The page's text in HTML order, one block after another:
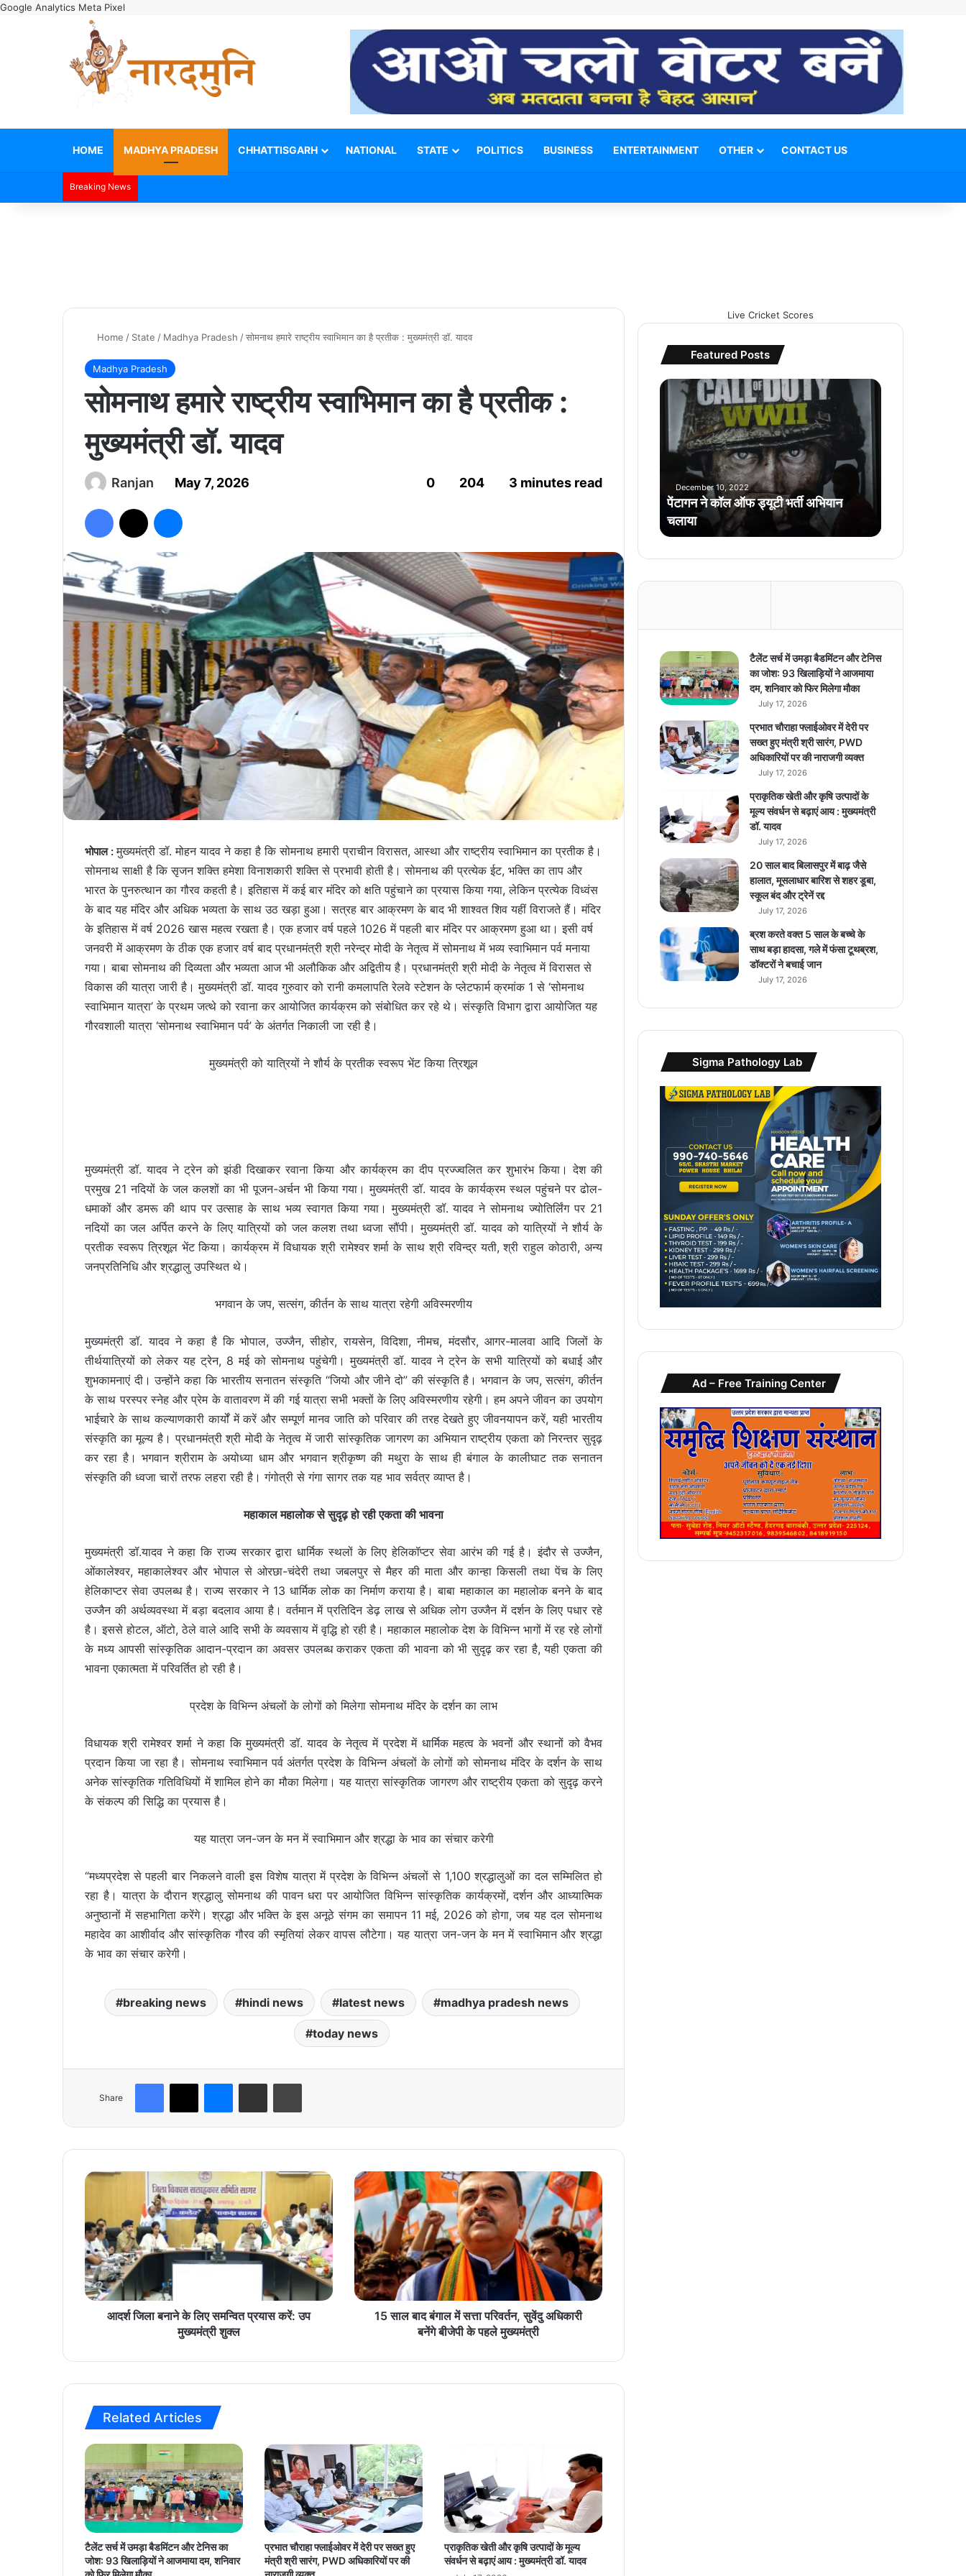
Google Analytics Meta Pixel
HOME MADHYA PRADESH CHHATTISGARH NATIONAL STATE POLITICS BUSINESS ENTERTAINMENT OTHER CONTACT US
Breaking News
Home / State / Madhya Pradesh /सोमनाथ हमारे राष्ट्रीय स्वाभिमान का है प्रतीक : मुख्यमंत्री डॉ. यादव
Madhya Pradesh
सोमनाथ हमारे राष्ट्रीय स्वाभिमान का है प्रतीक :
मुख्यमंत्री डॉ. यादव
Ranjan May 7, 2026 0 204 3 minutes read
भोपाल :मुख्यमंत्री डॉ. मोहन यादव ने कहा है कि सोमनाथ हमारी प्राचीन विरासत, आस्था और राष्ट्रीय स्वाभिमान का प्रतीक है।
सोमनाथ साक्षी है कि सृजन शक्ति हमेशा विनाशकारी शक्ति से प्रभावी होती है। सोमनाथ की प्रत्येक ईट, भक्ति का ताप और
भारत के पुनरुत्थान का गौरव कहती है। इतिहास में कई बार मंदिर को क्षति पहुंचाने का प्रयास किया गया, लेकिन प्रत्येक विध्वंस
के बाद यह मंदिर और अधिक भव्यता के साथ उठ खड़ा हुआ। सत्रह बार आक्रमण के बाद भी शाश्वत शिव यहीं विराजते हैं। मंदिर
के इतिहास में वर्ष 2026 खास महत्व रखता है। एक हजार वर्ष पहले 1026 में पहली बार मंदिर पर आक्रमण हुआ था। इसी वर्ष
जनवरी में आक्रमण के ठीक एक हजार वर्ष बाद प्रधानमंत्री श्री नरेन्द्र मोदी के नेतृत्व में सोमनाथ में भव्य स्वाभिमान पर्व मनाया
गया। बाबा सोमनाथ की दिव्यता और भव्यता आज भी अलौकिक और अद्वितीय है। प्रधानमंत्री श्री मोदी के नेतृत्व में विरासत से
विकास की यात्रा जारी है। मुख्यमंत्री डॉ. यादव गुरुवार को रानी कमलापति रेलवे स्टेशन के प्लेटफार्म क्रमांक 1 से ‘सोमनाथ
स्वाभिमान यात्रा’ के प्रथम जत्थे को रवाना कर आयोजित कार्यक्रम को संबोधित कर रहे थे। संस्कृति विभाग द्वारा आयोजित यह
गौरवशाली यात्रा ‘सोमनाथ स्वाभिमान पर्व’ के अंतर्गत निकाली जा रही है।
मुख्यमंत्री को यात्रियों ने शौर्य के प्रतीक स्वरूप भेंट किया त्रिशूल
मुख्यमंत्री डॉ. यादव ने ट्रेन को झंडी दिखाकर रवाना किया और कार्यक्रम का दीप प्रज्ज्वलित कर शुभारंभ किया। देश की
प्रमुख 21 नदियों के जल कलशों का भी पूजन-अर्चन भी किया गया। मुख्यमंत्री डॉ. यादव के कार्यक्रम स्थल पहुंचने पर ढोल-
धमाकों और डमरू की थाप पर उत्साह के साथ भव्य स्वागत किया गया। मुख्यमंत्री डॉ. यादव ने सोमनाथ ज्योतिर्लिंग पर 21
नदियों का जल अर्पित करने के लिए यात्रियों को जल कलश तथा ध्वजा सौंपी। मुख्यमंत्री डॉ. यादव को यात्रियों ने शौर्य के
प्रतीक स्वरूप त्रिशूल भेंट किया। कार्यक्रम में विधायक श्री रामेश्वर शर्मा के साथ श्री रविन्द्र यती, श्री राहुल कोठारी, अन्य
जनप्रतिनिधि और श्रद्धालु उपस्थित थे।
भगवान के जप, सत्संग, कीर्तन के साथ यात्रा रहेगी अविस्मरणीय
मुख्यमंत्री डॉ. यादव ने कहा है कि भोपाल, उज्जैन, सीहोर, रायसेन, विदिशा, नीमच, मंदसौर, आगर-मालवा आदि जिलों के
तीर्थयात्रियों को लेकर यह ट्रेन, 8 मई को सोमनाथ पहुंचेगी। मुख्यमंत्री डॉ. यादव ने ट्रेन के सभी यात्रियों को बधाई और
शुभकामनाएं दी। उन्होंने कहा कि भारतीय सनातन संस्कृति “जियो और जीने दो” की संस्कृति है। भगवान के जप, सत्संग, कीर्तन
के साथ परस्पर स्नेह और प्रेम के वातावरण में की गई यात्रा सभी भक्तों के लिए अविस्मरणीय रहेगी। हम अपने जीवन का उपयोग
भाईचारे के साथ कल्याणकारी कार्यों में करें और सम्पूर्ण मानव जाति को परिवार की तरह देखते हुए जीवनयापन करें, यही भारतीय
संस्कृति का मूल्य है। प्रधानमंत्री श्री मोदी के नेतृत्व में जारी सांस्कृतिक जागरण का अभियान राष्ट्रीय एकता को निरन्तर सुदृढ़
कर रहा है। भगवान श्रीराम के अयोध्या धाम और भगवान श्रीकृष्ण की मथुरा के साथ ही बंगाल के कालीघाट तक सनातन
संस्कृति की ध्वजा चारों तरफ लहरा रही है। गंगोत्री से गंगा सागर तक यह भाव सर्वत्र व्याप्त है।
महाकाल महालोक से सुदृढ़ हो रही एकता की भावना
मुख्यमंत्री डॉ.यादव ने कहा कि राज्य सरकार द्वारा धार्मिक स्थलों के लिए हेलिकॉप्टर सेवा आरंभ की गई है। इंदौर से उज्जैन,
ओंकालेश्वर, महाकालेश्वर और भोपाल से ओरछा-चंदेरी तथा जबलपुर से मैहर की माता और कान्हा किसली तथा पेंच के लिए
हेलिकाप्टर सेवा उपलब्ध है। राज्य सरकार ने 13 धार्मिक लोक का निर्माण कराया है। बाबा महाकाल का महालोक बनने के बाद
उज्जैन की अर्थव्यवस्था में बड़ा बदलाव आया है। वर्तमान में प्रतिदिन डेढ़ लाख से अधिक लोग उज्जैन में दर्शन के लिए पधार रहे
है। इससे होटल, ऑटो, ठेले वाले आदि सभी के व्यवसाय में वृद्धि हो रही है। महाकाल महालोक देश के विभिन्न भागों में रह रहे लोगों
के मध्य आपसी सांस्कृतिक आदान-प्रदान का अवसर उपलब्ध कराकर एकता की भावना को भी सुदृढ़ कर रहा है, यही एकता की
भावना एकात्मता में परिवर्तित हो रही है।
प्रदेश के विभिन्न अंचलों के लोगों को मिलेगा सोमनाथ मंदिर के दर्शन का लाभ
विधायक श्री रामेश्वर शर्मा ने कहा कि मुख्यमंत्री डॉ. यादव के नेतृत्व में प्रदेश में धार्मिक महत्व के भवनों और स्थानों को वैभव
प्रदान किया जा रहा है। सोमनाथ स्वाभिमान पर्व अंतर्गत प्रदेश के विभिन्न अंचलों के लोगों को सोमनाथ मंदिर के दर्शन के साथ
अनेक सांस्कृतिक गतिविधियों में शामिल होने का मौका मिलेगा। यह यात्रा सांस्कृतिक जागरण और राष्ट्रीय एकता को सुदृढ़ करने
के संकल्प की सिद्धि का प्रयास है।
यह यात्रा जन-जन के मन में स्वाभिमान और श्रद्धा के भाव का संचार करेगी
“मध्यप्रदेश से पहली बार निकलने वाली इस विशेष यात्रा में प्रदेश के विभिन्न अंचलों से 1,100 श्रद्धालुओं का दल सम्मिलित हो
रहा है। यात्रा के दौरान श्रद्धालु सोमनाथ की पावन धरा पर आयोजित विभिन्न सांस्कृतिक कार्यक्रमों, दर्शन और आध्यात्मिक
अनुष्ठानों में सहभागिता करेंगे। श्रद्धा और भक्ति के इस अनूठे संगम का समापन 11 मई, 2026 को होगा, जब यह दल सोमनाथ
महादेव का आशीर्वाद और सांस्कृतिक गौरव की स्मृतियां लेकर वापस लौटेगा। यह यात्रा जन-जन के मन में स्वाभिमान और श्रद्धा
के भाव का संचार करेगी।
breaking news hindi news latest news madhya pradesh news
today news
Share
आ
जि
ला
ब
ना
ने
के
म
प्र
या
क
रें
:
उ
प
मु
ख्य
मं
त्री
आदर्श जिला बनाने के लिए समन्वित प्रयास करें: उप
मुख्यमंत्री शुक्ल
1
5
सा
ल
बा
द
बं
गा
ल
प
सु
वें
दु
अ
धि
का
री
ब
15 साल बाद बंगाल में सत्ता परिवर्तन, सुवेंदु अधिकारी
बनेंगे बीजेपी के पहले मुख्यमंत्री
Related Articles
टैलेंट सर्च में उमड़ा बैडमिंटन और टेनिस का
जोश: 93 खिलाड़ियों ने आजमाया दम, शनिवार
प्रभात चौराहा फ्लाईओवर में देरी पर सख्त हुए
मंत्री श्री सारंग, PWD अधिकारियों पर की
प्राकृतिक खेती और कृषि उत्पादों के मूल्य
संवर्धन से बढ़ाएं आय : मुख्यमंत्री डॉ. यादव
Live Cricket Scores
Featured Posts
पें
फ
ड्यू
टी
अ
न
ला
या
December 10, 2022
पेंटागन ने कॉल ऑफ ड्यूटी भर्ती अभियान
चलाया
टैलेंट सर्च में उमड़ा बैडमिंटन और टेनिस
का जोश: 93 खिलाड़ियों ने आजमाया
दम, शनिवार को फिर मिलेगा मौका
July 17, 2026
प्रभात चौराहा फ्लाईओवर में देरी पर
सख्त हुए मंत्री श्री सारंग, PWD
अधिकारियों पर की नाराजगी व्यक्त
July 17, 2026
प्राकृतिक खेती और कृषि उत्पादों के
मूल्य संवर्धन से बढ़ाएं आय : मुख्यमंत्री
डॉ. यादव
July 17, 2026
20 साल बाद बिलासपुर में बाढ़ जैसे
हालात, मूसलाधार बारिश से शहर डूबा,
स्कूल बंद और ट्रेनें रद्द
July 17, 2026
ब्रश करते वक्त 5 साल के बच्चे के
साथ बड़ा हादसा, गले में फंसा टूथब्रश,
डॉक्टरों ने बचाई जान
July 17, 2026
Sigma Pathology Lab
Ad – Free Training Center